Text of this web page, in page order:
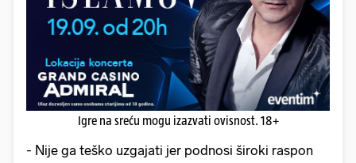
Igre na sreću mogu izazvati ovisnost. 18+
- Nije ga teško uzgajati jer podnosi široki raspon